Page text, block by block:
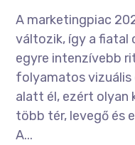
A marketingpiac
változik, így a fiatal
egyre intenzívebb
folyamatos vizuális
alatt él, ezért olyan
több tér, levegő és
A...